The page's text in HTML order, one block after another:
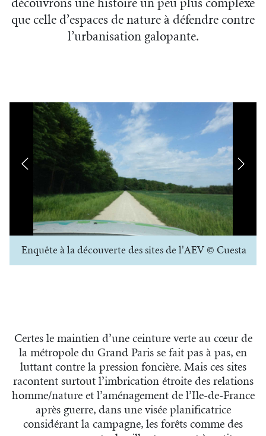
découvrons une histoire un peu plus complexe
que celle d’espaces de nature à défendre contre
l’urbanisation galopante.
Enquête à la découverte des sites de l'AEV © Cuesta
Certes le maintien d’une ceinture verte au cœur de
la métropole du Grand Paris se fait pas à pas, en
luttant contre la pression foncière. Mais ces sites
racontent surtout l’imbrication étroite des relations
homme/nature et l’aménagement de l’Ile-de-France
après guerre, dans une visée planificatrice
considérant la campagne, les forêts comme des